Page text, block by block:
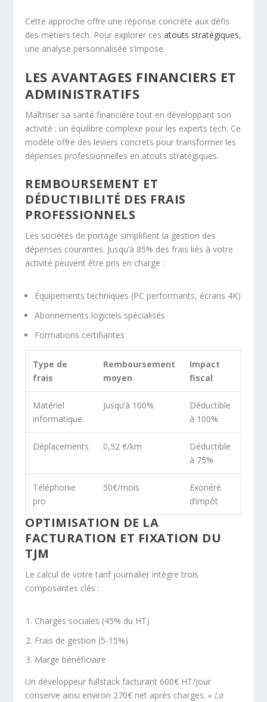
Cette approche offre une réponse concrète aux défis
des métiers tech. Pour explorer cesatouts stratégiques,
une analyse personnalisée s’impose.
LES AVANTAGES FINANCIERS ET
ADMINISTRATIFS
Maîtriser sa santé financière tout en développant son
activité : un équilibre complexe pour les experts tech. Ce
modèle offre des leviers concrets pour transformer les
dépenses professionnelles en atouts stratégiques.
REMBOURSEMENT ET
DÉDUCTIBILITÉ DES FRAIS
PROFESSIONNELS
Les sociétés de portage simplifient la gestion des
dépenses courantes. Jusqu’à 85% des frais liés à votre
activité peuvent être pris en charge :
Équipements techniques (PC performants, écrans 4K)
Abonnements logiciels spécialisés
Formations certifiantes
Type de
frais
Remboursement
moyen
Impact
fiscal
Matériel
informatique
Jusqu’à 100%
Déductible
à 100%
Déplacements 0,52 €/km
Déductible
à 75%
Téléphonie
pro
50€/mois
Exonéré
d’impôt
OPTIMISATION DE LA
FACTURATION ET FIXATION DU
TJM
Le calcul de votre tarif journalier intègre trois
composantes clés :
Charges sociales (45% du HT)
Frais de gestion (5-15%)
Marge bénéficiaire
Un développeur fullstack facturant 600€ HT/jour
conserve ainsi environ 270€ net après charges.« La